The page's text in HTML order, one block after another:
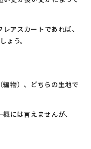
アスカートであれば、
ょう。
物）、どちらの生地で
には言えませんが、